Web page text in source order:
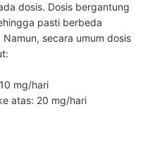
dosis. Dosis bergantung
pasti berbeda
secara umum dosis
mg/hari
atas: 20 mg/hari